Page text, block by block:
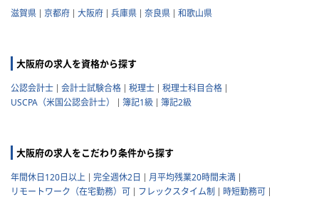
滋賀県 京都府 大阪府 兵庫県 奈良県 和歌山県
大阪府の求人を資格から探す
公認会計士 会計士試験合格 税理士
税理士科目合格
USCPA（米国公認会計士）
簿記1級 簿記2級
大阪府の求人をこだわり条件から探す
年間休日120日以上 完全週休2日
月平均残業20時間未満
リモートワーク（在宅勤務）可
フレックスタイム制
時短勤務可